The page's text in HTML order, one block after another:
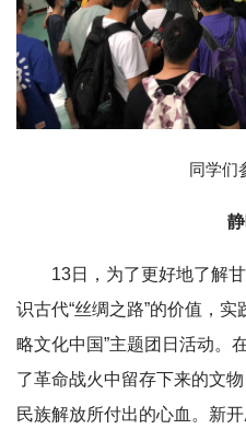
同学们
13日，为了更好地了解
识古代“丝绸之路”的价值，
略文化中国”主题团日活动。
了革命战火中留存下来的文
民族解放所付出的心血。新